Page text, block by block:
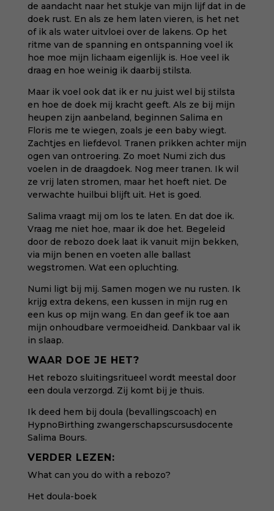
de aandacht naar het stukje van mijn lijf dat in de
doek rust. En als ze hem laten vieren, is het net
of ik als water uitvloei over de lakens. Op het
ritme van de spanning en ontspanning voel ik
hoe moe mijn lichaam eigenlijk is. Hoe veel ik
draag en hoe weinig ik daarbij stilsta.
Maar ik voel ook dat ik er nu juist wel bij stilsta
en hoe de doek mij kracht geeft. Als ze bij mijn
heupen zijn aanbeland, beginnen Salima en
Floris me te wiegen, zoals je een baby wiegt.
Zachtjes en liefdevol. Tranen prikken achter mijn
ogen van ontroering. Zo moet Numi zich dus
voelen in de draagdoek. Nog meer tranen. Ik wil
ze vrij laten stromen, maar het hoeft niet. De
verwachte huilbui blijft uit. Het is goed.
Salima vraagt mij om los te laten. En dat doe ik.
Vraag me niet hoe, maar ik doe het. Begeleid
door de rebozo doek laat ik vanuit mijn bekken,
via mijn benen en voeten alle ballast
wegstromen. Wat een opluchting.
Numi ligt bij mij. Samen mogen we nu rusten. Ik
krijg extra dekens, een kussen in mijn rug en
een kus op mijn wang. En dan geef ik toe aan
mijn onhoudbare vermoeidheid. Dankbaar val ik
in slaap.
WAAR DOE JE HET?
Het rebozo sluitingsritueel wordt meestal door
een doula verzorgd. Zij komt bij je thuis.
Ik deed hem bij doula (bevallingscoach) en
HypnoBirthing zwangerschapscursusdocente
Salima Bours.
VERDER LEZEN:
What can you do with a rebozo?
Het doula-boek